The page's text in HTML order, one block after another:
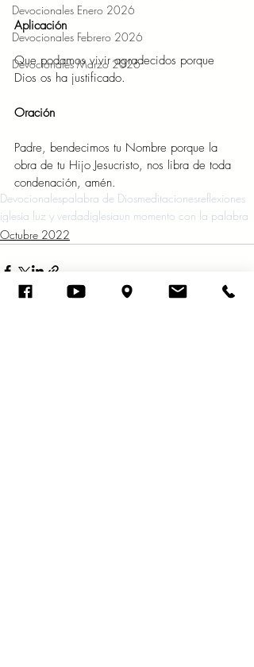
Devocionales Enero 2026
Devocionales Febrero 2026
Devocionales Marzo 2026
Aplicación
Que podamos vivir agradecidos porque
Dios os ha justificado.
Oración
Padre, bendecimos tu Nombre porque la
obra de tu Hijo Jesucristo, nos libra de toda
condenación, amén.
Devocionalespalabra de Diosmeditacionesreflexiones
iglesia luz y verdadiglesiaun momento con la palabra
Octubre 2022